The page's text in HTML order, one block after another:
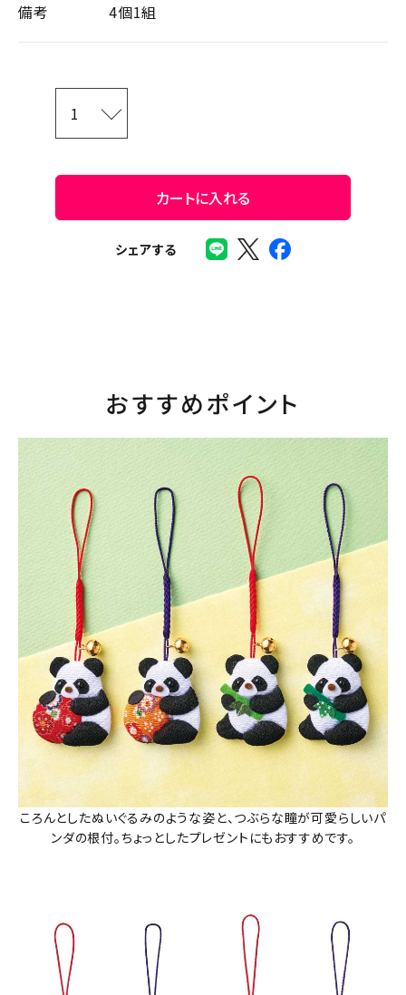
備考 4個1組
カートに入れる
シェアする
おすすめポイント
ころんとしたぬいぐるみのような姿と、つぶらな瞳が可愛らしいパ
ンダの根付。ちょっとしたプレゼントにもおすすめです。